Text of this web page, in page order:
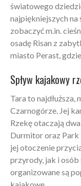
światowego
najpiękniejszych
zobaczyć m.in.
osadę Risan z
miasto Perast,
Spływ kajakowy
Tara to najdłuższa,
Czarnogórze. Jej
Rzekę otaczają
Durmitor oraz Park
jej otoczenie
przyrody, jak i osób
organizowane są